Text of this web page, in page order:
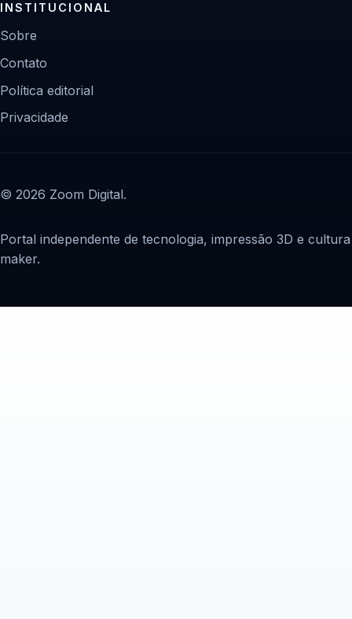
INSTITUCIONAL
Sobre
Contato
Política editorial
Privacidade
© 2026 Zoom Digital.
Portal independente de tecnologia, impressão 3D e cultura
maker.